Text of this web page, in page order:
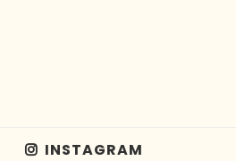
INSTAGRAM